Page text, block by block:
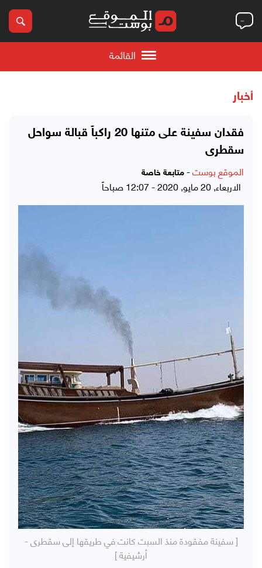
القائمة
أخبار
فقدان سفينة على متنها 20 راكباً قبالة سواحل
سقطرى
الموقع بوست- متابعة خاصة
الاربعاء, 20 مايو, 2020 - 12:07 صباحاً
[ سفينة مفقودة منذ السبت كانت في طريقها إلى سقطرى -
أرشيفية ]